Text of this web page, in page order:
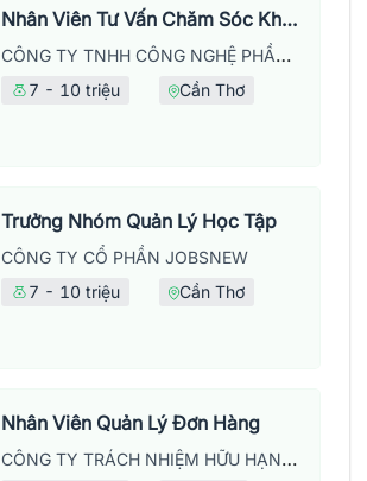
Nhân Viên Tư Vấn Chăm Sóc Khách Hàng
CÔNG TY TNHH CÔNG NGHỆ PHẦN MỀM NASANI – CHI NHÁNH TẠI CẦN THƠ
7 - 10 triệu Cần Thơ
Trưởng Nhóm Quản Lý Học Tập
CÔNG TY CỔ PHẦN JOBSNEW
7 - 10 triệu
Cần Thơ
Nhân Viên Quản Lý Đơn Hàng
CÔNG TY TRÁCH NHIỆM HỮU HẠN MAY MẶC ALLIANCE ONE